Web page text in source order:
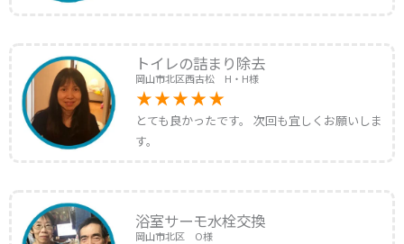
トイレの詰まり除去
岡山市北区西古松 H・H様
とても良かったです。 次回も宜しくお願いしま
す。
浴室サーモ水栓交換
岡山市北区 O様